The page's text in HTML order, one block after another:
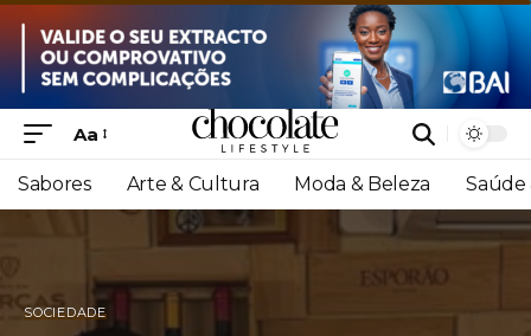
Aa
Sabores Arte & Cultura Moda & Beleza Saúde
SOCIEDADE